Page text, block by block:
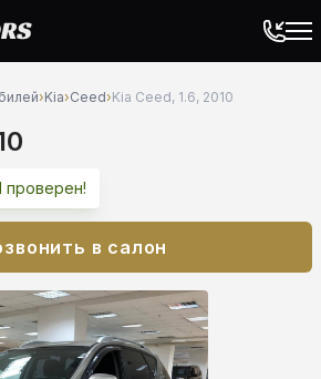
›Kia›Ceed›Kia Ceed, 1.6, 2010
проверен!
в салон